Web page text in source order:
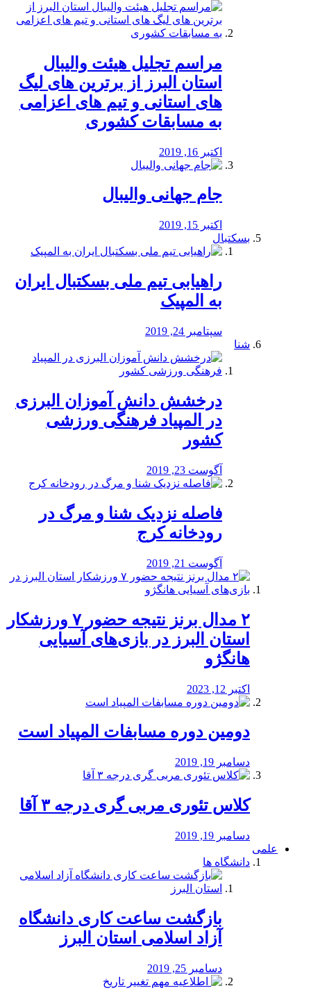
مراسم تجلیل هیئت والیبال
استان البرز از برترین های لیگ
های استانی و تیم های اعزامی
به مسابقات کشوری
اکتبر 16, 2019
جام جهانی والیبال
اکتبر 15, 2019
بسکتبال
راهیابی تیم ملی بسکتبال ایران
به المپیک
سپتامبر 24, 2019
شنا
درخشش دانش آموزان البرزی
در المپیاد فرهنگی ورزشی
کشور
آگوست 23, 2019
️فاصله نزدیک شنا و مرگ در
رودخانه کرج
آگوست 21, 2019
۲ مدال برنز نتیجه حضور ۷ ورزشکار
استان البرز در بازی‌های آسیایی
هانگژو
اکتبر 12, 2023
دومین دوره مسابفات المپیاد است
دسامبر 19, 2019
کلاس تئوری مربی گری درجه ۳ آقا
دسامبر 19, 2019
علمی
دانشگاه ها
بازگشت ساعت کاری دانشگاه
آزاد اسلامی استان البرز
دسامبر 25, 2019